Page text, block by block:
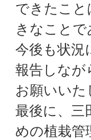
できたこ
きなこと
今後も状況
報告しなが
お願いいた
最後に、三
めの植栽管